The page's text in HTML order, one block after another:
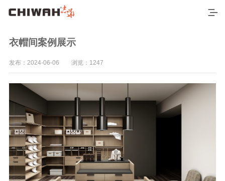
首页
最新产品
衣帽间案例展示
发布：2024-06-06 浏览：1247